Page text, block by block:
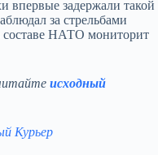
впервые задержали такой
за стрельбами
составе НАТО мониторит
исходный
Курьер